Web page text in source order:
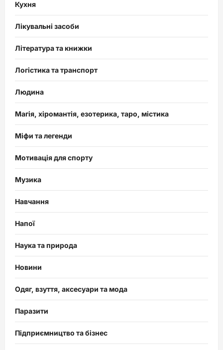
Кухня
Лікувальні засоби
Література та книжки
Логістика та транспорт
Людина
Магія, хіромантія, езотерика, таро, містика
Міфи та легенди
Мотивація для спорту
Музика
Навчання
Напої
Наука та природа
Новини
Одяг, взуття, аксесуари та мода
Паразити
Підприємництво та бізнес